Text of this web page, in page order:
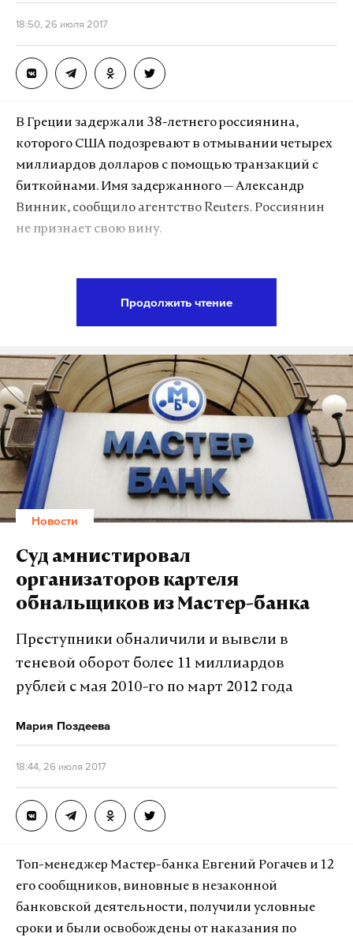
18:50, 26 июля 2017
В Греции задержали 38-летнего россиянина,
которого США подозревают в отмывании четырех
миллиардов долларов с помощью транзакций с
биткойнами. Имя задержанного — Александр
Винник, сообщило агентство Reuters. Россиянин
не признает свою вину.
работает там, где тормозит интернет.
Макс Telegram
Дзен VK
Alexander Vinnik admin of BTC-e ? arrested in ... -
https://t.co/lXPT3GSFe5-#bitcoin#news
Advertise >>>
https://t.co/eT4DWYapxr
pic.twitter.com/ZBcnN36kxa
июля 2017 г.
«Факт задержания подтверждаем. По линии
оказываем нашему гражданину необходимое
содействие в отстаивании его законных прав и
интересов», – заявили в посольстве России в
С 2011 года подозреваемый руководил преступной
группировкой, занимавшейся легализацией
доходов от преступной деятельности:
наркобизнеса, кражи данных и налоговых
правонарушений, средства конвертировались
через сайт в криптовалюты, сообщил источник AP.
По данным правоохранителей, мужчина
легализовал минимум четыре миллиарда
долларов. Полиция Греции задержала
Продолжить чтение
Новости
Суд амнистировал
организаторов картеля
обнальщиков из Мастер-банка
Преступники обналичили и вывели в
теневой оборот более 11 миллиардов
рублей с мая 2010-го по март 2012 года
Мария Поздеева
18:44, 26 июля 2017
Топ-менеджер Мастер-банка Евгений Рогачев и 12
его сообщников, виновные в незаконной
банковской деятельности, получили условные
сроки и были освобождены от наказания по